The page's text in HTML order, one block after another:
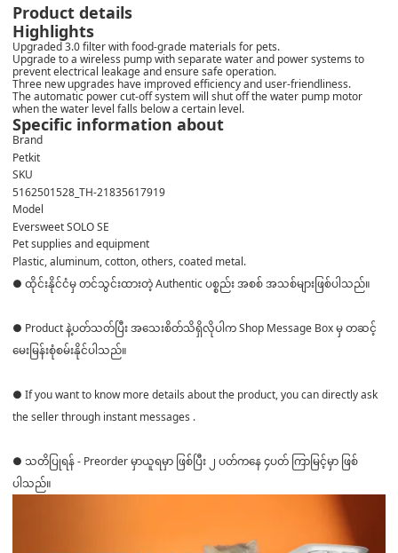
Product details
Highlights
Upgraded 3.0 filter with food-grade materials for pets.
Upgrade to a wireless pump with separate water and power systems to
prevent electrical leakage and ensure safe operation.
Three new upgrades have improved efficiency and user-friendliness.
The automatic power cut-off system will shut off the water pump motor
when the water level falls below a certain level.
Specific information about
Brand
Petkit
SKU
5162501528_TH-21835617919
Model
Eversweet SOLO SE
Pet supplies and equipment
Plastic, aluminum, cotton, others, coated metal.
● ထိုင်းနိုင်ငံမှ တင်သွင်းထားတဲ့ Authentic ပစ္စည်း အစစ် အသစ်များဖြစ်ပါသည်။
● Product နဲ့ပတ်သတ်ပြီး အသေးစိတ်သိရှိလိုပါက Shop Message Box မှ တဆင့်
မေးမြန်းစုံစမ်းနိုင်ပါသည်။
● If you want to know more details about the product, you can directly ask
the seller through instant messages .
● သတိပြုရန် - Preorder မှာယူရမှာ ဖြစ်ပြီး ၂ ပတ်ကနေ ၄ပတ် ကြာမြင့်မှာ ဖြစ်
ပါသည်။